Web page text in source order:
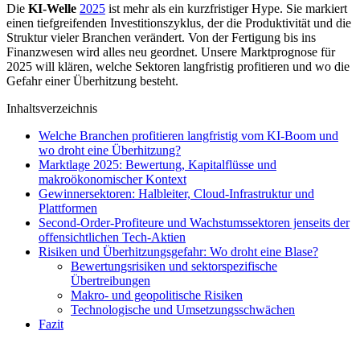
Die KI-Welle 2025 ist mehr als ein kurzfristiger Hype. Sie markiert
einen tiefgreifenden Investitionszyklus, der die Produktivität und die
Struktur vieler Branchen verändert. Von der Fertigung bis ins
Finanzwesen wird alles neu geordnet. Unsere Marktprognose für
2025 will klären, welche Sektoren langfristig profitieren und wo die
Gefahr einer Überhitzung besteht.
Inhaltsverzeichnis
Welche Branchen profitieren langfristig vom KI-Boom und
wo droht eine Überhitzung?
Marktlage 2025: Bewertung, Kapitalflüsse und
makroökonomischer Kontext
Gewinnersektoren: Halbleiter, Cloud-Infrastruktur und
Plattformen
Second‑Order-Profiteure und Wachstumssektoren jenseits der
offensichtlichen Tech-Aktien
Risiken und Überhitzungsgefahr: Wo droht eine Blase?
Bewertungsrisiken und sektorspezifische
Übertreibungen
Makro‑ und geopolitische Risiken
Technologische und Umsetzungsschwächen
Fazit